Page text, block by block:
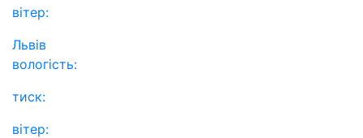
вітер:
Львів
вологість:
тиск:
вітер: